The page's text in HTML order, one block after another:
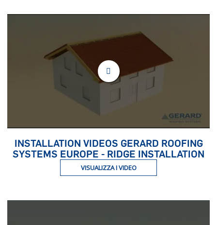
INSTALLATION VIDEOS GERARD ROOFING
SYSTEMS EUROPE - RIDGE INSTALLATION
VISUALIZZA I VIDEO